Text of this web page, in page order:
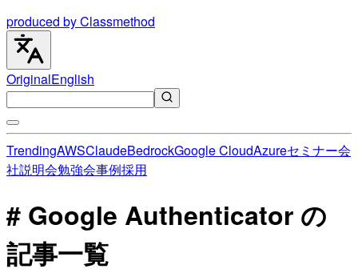
produced by Classmethod
OriginalEnglish
TrendingAWSClaudeBedrockGoogle CloudAzureセミナー会
社説明会勉強会事例採用
# Google Authenticator の
記事一覧